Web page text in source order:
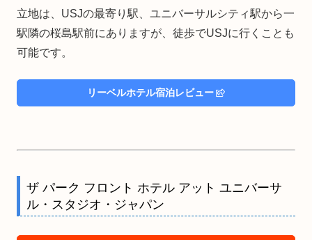
立地は、USJの最寄り駅、ユニバーサルシティ駅から一
駅隣の桜島駅前にありますが、徒歩でUSJに行くことも
可能です。
リーベルホテル宿泊レビュー
ザ パーク フロント ホテル アット ユニバーサ
ル・スタジオ・ジャパン